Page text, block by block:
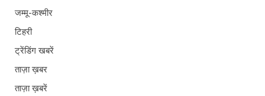
जम्मू-कश्मीर
टिहरी
ट्रेंडिंग खबरें
ताज़ा ख़बर
ताज़ा ख़बरें